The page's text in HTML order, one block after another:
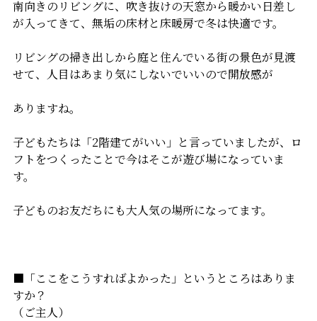
南向きのリビングに、吹き抜けの天窓から暖かい日差し
が入ってきて、無垢の床材と床暖房で冬は快適です。
リビングの掃き出しから庭と住んでいる街の景色が見渡
せて、人目はあまり気にしないでいいので開放感が
ありますね。
子どもたちは「2階建てがいい」と言っていましたが、ロ
フトをつくったことで今はそこが遊び場になっていま
す。
子どものお友だちにも大人気の場所になってます。
■「ここをこうすればよかった」というところはありま
すか？
（ご主人）